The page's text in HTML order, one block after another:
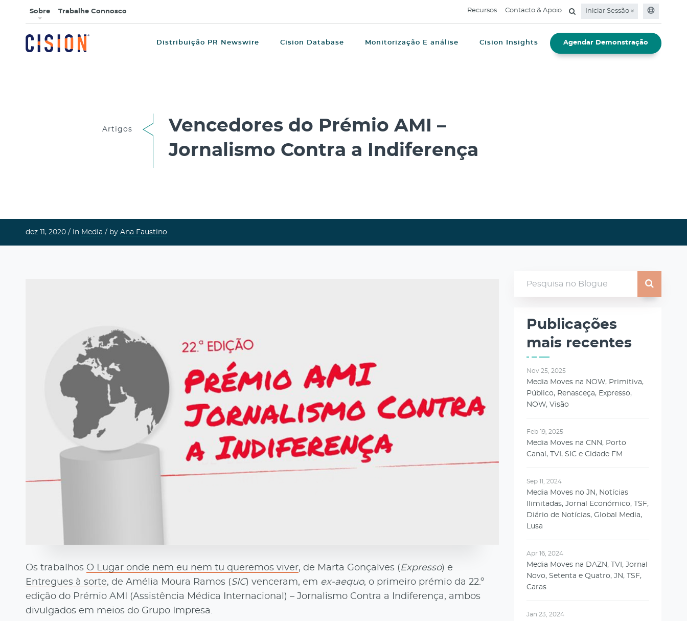
Sobre Trabalhe Connosco Recursos Contacto & Apoio Iniciar Sessão
Distribuição PR Newswire Cision Database Monitorização E análise Cision Insights Agendar Demonstração
Artigos
Vencedores do Prémio AMI –
Jornalismo Contra a Indiferença
dez 11, 2020 / in Media / by Ana Faustino
Os trabalhos O Lugar onde nem eu nem tu queremos viver, de Marta Gonçalves (Expresso) e
Entregues à sorte, de Amélia Moura Ramos (SIC) venceram, em ex-aequo, o primeiro prémio da 22.º
edição do Prémio AMI (Assistência Médica Internacional) – Jornalismo Contra a Indiferença, ambos
divulgados em meios do Grupo Impresa.
Publicações
mais recentes
Nov 25, 2025
Media Moves na NOW, Primitiva,
Público, Renasceça, Expresso,
NOW, Visão
Feb 19, 2025
Media Moves na CNN, Porto
Canal, TVI, SIC e Cidade FM
Sep 11, 2024
Media Moves no JN, Notícias
Ilimitadas, Jornal Económico, TSF,
Diário de Notícias, Global Media,
Lusa
Apr 16, 2024
Media Moves na DAZN, TVI, Jornal
Novo, Setenta e Quatro, JN, TSF,
Caras
Jan 23, 2024